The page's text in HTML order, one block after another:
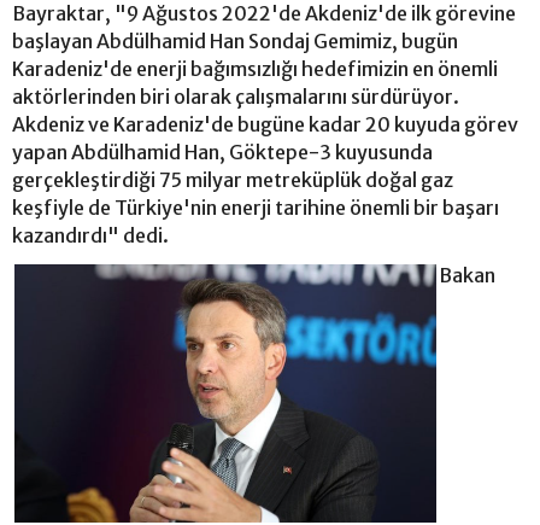
Bayraktar, "9 Ağustos 2022'de Akdeniz'de ilk görevine
başlayan Abdülhamid Han Sondaj Gemimiz, bugün
Karadeniz'de enerji bağımsızlığı hedefimizin en önemli
aktörlerinden biri olarak çalışmalarını sürdürüyor.
Akdeniz ve Karadeniz'de bugüne kadar 20 kuyuda görev
yapan Abdülhamid Han, Göktepe-3 kuyusunda
gerçekleştirdiği 75 milyar metreküplük doğal gaz
keşfiyle de Türkiye'nin enerji tarihine önemli bir başarı
kazandırdı" dedi.
Bakan